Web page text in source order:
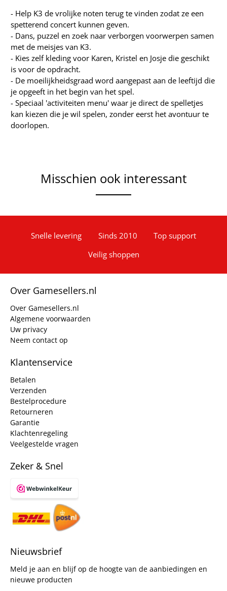
- Help K3 de vrolijke noten terug te vinden zodat ze een
spetterend concert kunnen geven.
- Dans, puzzel en zoek naar verborgen voorwerpen samen
met de meisjes van K3.
- Kies zelf kleding voor Karen, Kristel en Josje die geschikt
is voor de opdracht.
- De moeilijkheidsgraad word aangepast aan de leeftijd die
je opgeeft in het begin van het spel.
- Speciaal 'activiteiten menu' waar je direct de spelletjes
kan kiezen die je wil spelen, zonder eerst het avontuur te
doorlopen.
Misschien ook interessant
Snelle levering Sinds 2010
Top support
Veilig shoppen
Over Gamesellers.nl
Over Gamesellers.nl
Algemene voorwaarden
Uw privacy
Neem contact op
Klantenservice
Betalen
Verzenden
Bestelprocedure
Retourneren
Garantie
Klachtenregeling
Veelgestelde vragen
Zeker & Snel
Nieuwsbrief
Meld je aan en blijf op de hoogte van de aanbiedingen en
nieuwe producten